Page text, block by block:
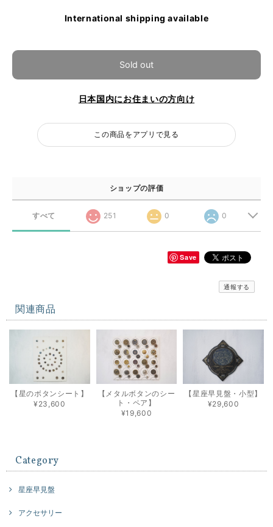
International shipping available
Sold out
日本国内にお住まいの方向け
この商品をアプリで見る
ショップの評価
すべて 251 0 0
Save
通報する
関連商品
【星のボタンシート】
¥23,600
【メタルボタンのシー
ト・ペア】
¥19,600
【星座早見盤・小型】
¥29,600
Category
星座早見盤
アクセサリー